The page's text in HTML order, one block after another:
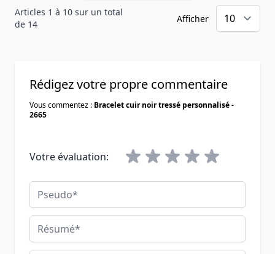
Articles 1 à 10 sur un total
de 14
Afficher
Rédigez votre propre commentaire
Vous commentez : Bracelet cuir noir tressé personnalisé -
2665
Votre évaluation:
Pseudo
Résumé